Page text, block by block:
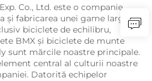
Co., Ltd. este o companie
și fabricarea unei game largi de
biciclete de echilibru,
BMX și biciclete de munte
sunt mărcile noastre principale.
central al culturii noastre
Datorită echipelor